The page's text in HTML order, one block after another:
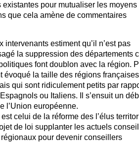
pour mutualiser les moyens
que cela amène de commentaires
intervenants estiment qu’il n’est pas
la suppression des départements
font doublon avec la région.
évoqué la taille des régions
qui sont ridiculement petits par
ou Italiens. Il s’ensuit un
l’Union européenne.
celui de la réforme des l’élus
de loi supplanter les actuels
pour devenir conseillers